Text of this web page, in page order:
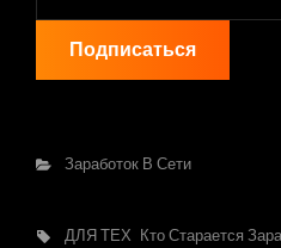
Подписаться
Рубрики
Заработок В Сети
Метки,
ДЛЯ ТЕХ Кто Старается